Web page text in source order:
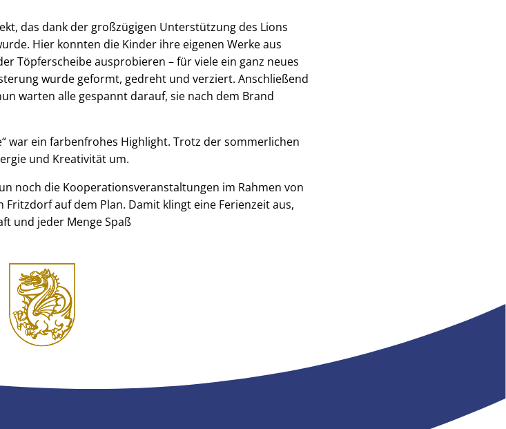
das dank der großzügigen Unterstützung des Lions
Hier konnten die Kinder ihre eigenen Werke aus
Töpferscheibe ausprobieren – für viele ein ganz neues
wurde geformt, gedreht und verziert. Anschließend
warten alle gespannt darauf, sie nach dem Brand
war ein farbenfrohes Highlight. Trotz der sommerlichen
und Kreativität um.
noch die Kooperationsveranstaltungen im Rahmen von
auf dem Plan. Damit klingt eine Ferienzeit aus,
und jeder Menge Spaß